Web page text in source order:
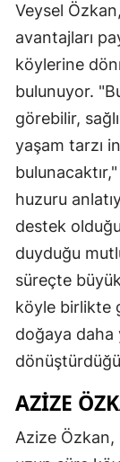
Veysel
avantajları
köylerine
bulunuyor.
görebilir,
yaşam tarzı
huzuru
destek
duyduğu
süreçte
köyle birlikte
doğaya daha
AZIZE
Azize